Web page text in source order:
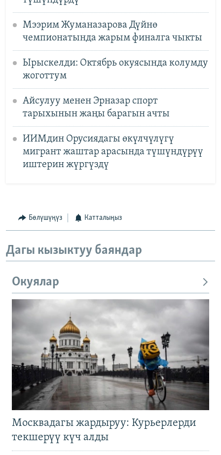
Мээрим Жуманазарова Дүйнө
чемпионатында жарым финалга чыкты
Ырыскелди: Октябрь окуясында колумду
жоготтум
Айсулуу менен Эрназар спорт
тарыхынын жаңы барагын ачты
ИИМдин Орусиядагы өкүлчүлүгү
мигрант жаштар арасында түшүндүрүү
иштерин жүргүздү
Бөлүшүңүз Катталыңыз
Дагы кызыктуу баяндар
Окуялар
Москвадагы жардыруу: Курьерлерди
текшерүү күч алды